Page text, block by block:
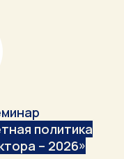
политика
– 2026»